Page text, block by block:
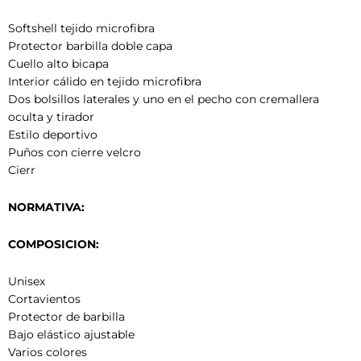
Softshell tejido microfibra
Protector barbilla doble capa
Cuello alto bicapa
Interior cálido en tejido microfibra
Dos bolsillos laterales y uno en el pecho con cremallera
oculta y tirador
Estilo deportivo
Puños con cierre velcro
Cierr
NORMATIVA:
COMPOSICION:
Unisex
Cortavientos
Protector de barbilla
Bajo elástico ajustable
Varios colores